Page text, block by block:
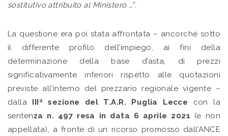
sostitutivo attribuito al Ministero …”.
La questione era poi stata affrontata – ancorché sotto
il differente profilo dell’impiego, ai fini della
determinazione della base d’asta, di prezzi
significativamente inferiori rispetto alle quotazioni
previste all’interno del prezzario regionale vigente –
dalla IIIª sezione del T.A.R. Puglia Lecce con la
sentenza n. 497 resa in data 6 aprile 2021 (e non
appellata), a fronte di un ricorso promosso dall’ANCE